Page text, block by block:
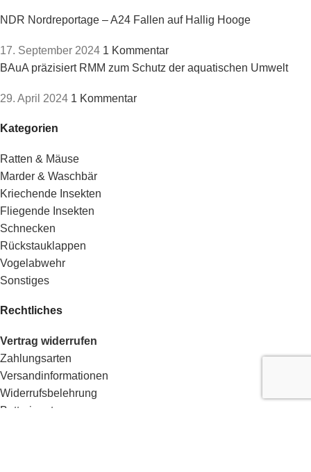
NDR Nordreportage – A24 Fallen auf Hallig Hooge
17. September 2024 1 Kommentar
BAuA präzisiert RMM zum Schutz der aquatischen Umwelt
29. April 2024 1 Kommentar
Kategorien
Ratten & Mäuse
Marder & Waschbär
Kriechende Insekten
Fliegende Insekten
Schnecken
Rückstauklappen
Vogelabwehr
Sonstiges
Rechtliches
Vertrag widerrufen
Zahlungsarten
Versandinformationen
Widerrufsbelehrung
Batterieentsorgung